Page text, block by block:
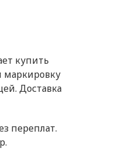
купить
маркировку
Доставка
переплат.